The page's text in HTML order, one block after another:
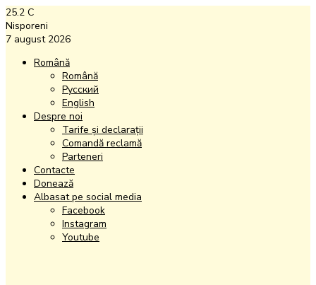
25.2 C
Nisporeni
7 august 2026
Română
Română
Русский
English
Despre noi
Tarife și declarații
Comandă reclamă
Parteneri
Contacte
Donează
Albasat pe social media
Facebook
Instagram
Youtube